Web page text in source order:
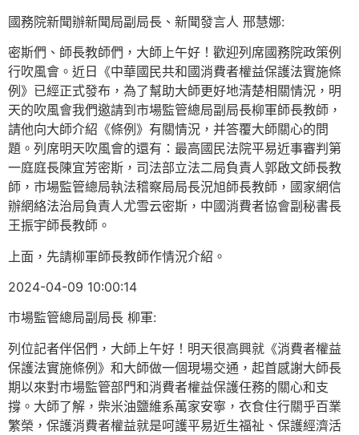
國務院新聞辦新聞局副局長、新聞發言人 邢慧娜:
密斯們、師長教師們，大師上午好！歡迎列席國務院政策例
行吹風會。近日《中華國民共和國消費者權益保護法實施條
例》已經正式發布，為了幫助大師更好地清楚相關情況，明
天的吹風會我們邀請到市場監管總局副局長柳軍師長教師，
請他向大師介紹《條例》有關情況，并答覆大師關心的問
題。列席明天吹風會的還有：最高國民法院平易近事審判第
一庭庭長陳宜芳密斯，司法部立法二局負責人郭啟文師長教
師，市場監管總局執法稽察局局長況旭師長教師，國家網信
辦網絡法治局負責人尤雪云密斯，中國消費者協會副秘書長
王振宇師長教師。
上面，先請柳軍師長教師作情況介紹。
2024-04-09 10:00:14
市場監管總局副局長 柳軍:
列位記者伴侶們，大師上午好！明天很高興就《消費者權益
保護法實施條例》和大師做一個現場交通，起首感謝大師長
期以來對市場監管部門和消費者權益保護任務的關心和支
撐。大師了解，柴米油鹽維系萬家安寧，衣食住行關乎百業
繁榮，保護消費者權益就是呵護平易近生福祉、保護經濟活